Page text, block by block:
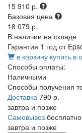
15 910 р.
Базовая цена
18 079 р.
В наличии на складе
Гарантия 1 год от
в корзину купить в
Способы оплаты:
Наличными
Способы получения
Доставка 790 р.
завтра и позже
Самовывоз бесплатно
завтра и позже